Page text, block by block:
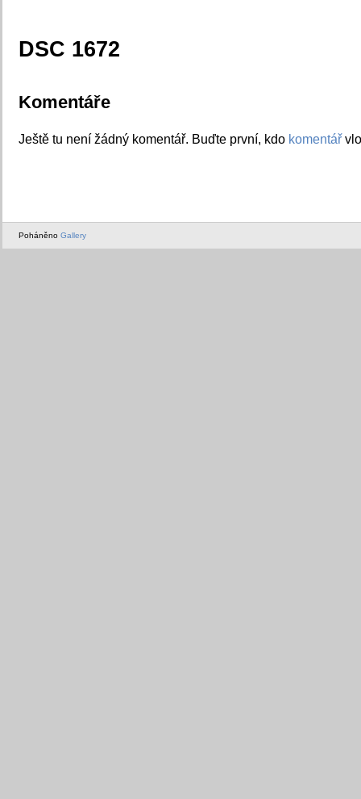
DSC 1672
Komentáře
Ještě tu není žádný komentář. Buďte první, kdo komentář
Poháněno Gallery